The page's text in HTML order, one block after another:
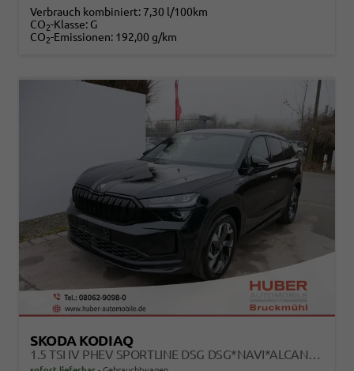
Verbrauch kombiniert: 7,30 l/100km
CO2-Klasse: G
CO2-Emissionen: 192,00 g/km
SKODA KODIAQ
1.5 TSI IV PHEV SPORTLINE DSG DSG*NAVI*ALCANTARA*TEMPOMAT*RFK*SMARTLINK*KESSY*